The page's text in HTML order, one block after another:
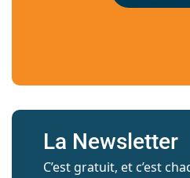
La Newsletter
C’est gratuit, et c’est